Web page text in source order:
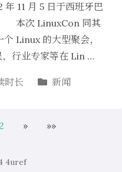
11 月 5 日于西班牙巴
本次 LinuxCon 同其
Linux 的大型聚会，
行业专家等在 Lin …
时长 新闻
2 » »»
4uref